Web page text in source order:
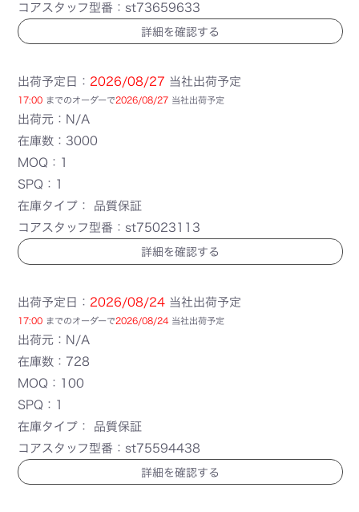
コアスタッフ型番：st73659633
詳細を確認する
出荷予定日： 2026/08/27 当社出荷予定
17:00 までのオーダーで2026/08/27 当社出荷予定
出荷元：N/A
在庫数：3000
MOQ：1
SPQ：1
在庫タイプ： 品質保証
コアスタッフ型番：st75023113
詳細を確認する
出荷予定日： 2026/08/24 当社出荷予定
17:00 までのオーダーで2026/08/24 当社出荷予定
出荷元：N/A
在庫数：728
MOQ：100
SPQ：1
在庫タイプ： 品質保証
コアスタッフ型番：st75594438
詳細を確認する